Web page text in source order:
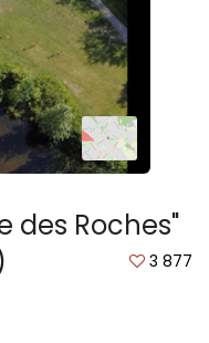
des Roches"
3 877